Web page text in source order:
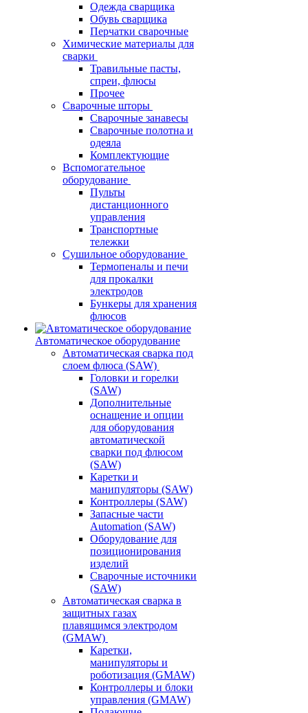
Одежда сварщика
Обувь сварщика
Перчатки сварочные
Химические материалы для
сварки
Травильные пасты,
спреи, флюсы
Прочее
Сварочные шторы
Сварочные занавесы
Сварочные полотна и
одеяла
Комплектующие
Вспомогательное
оборудование
Пульты
дистанционного
управления
Транспортные
тележки
Сушильное оборудование
Термопеналы и печи
для прокалки
электродов
Бункеры для хранения
флюсов
Автоматическое оборудование
Автоматическая сварка под
слоем флюса (SAW)
Головки и горелки
(SAW)
Дополнительные
оснащение и опции
для оборудования
автоматической
сварки под флюсом
(SAW)
Каретки и
манипуляторы (SAW)
Контроллеры (SAW)
Запасные части
Automation (SAW)
Оборудование для
позиционирования
изделий
Сварочные источники
(SAW)
Автоматическая сварка в
защитных газах
плавящимся электродом
(GMAW)
Каретки,
манипуляторы и
роботизация (GMAW)
Контроллеры и блоки
управления (GMAW)